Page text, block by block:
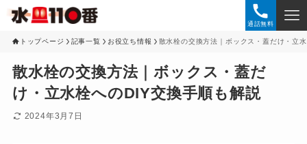
通話無料
トップページ 記事一覧 お役立ち情報 散水栓の交換方法｜ボックス・蓋だけ・立
散水栓の交換方法｜ボックス・蓋だ
け・立水栓へのDIY交換手順も解説
2024年3月7日